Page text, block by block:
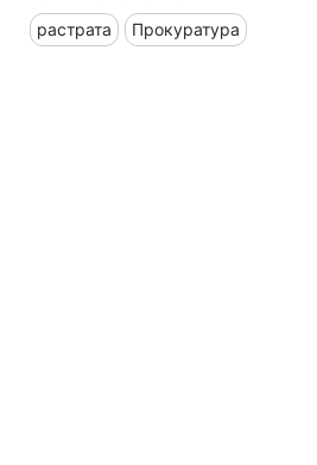
растрата Прокуратура